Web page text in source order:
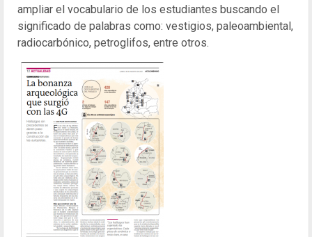
ampliar el vocabulario de los estudiantes buscando el
significado de palabras como: vestigios, paleoambiental,
radiocarbónico, petroglifos, entre otros.